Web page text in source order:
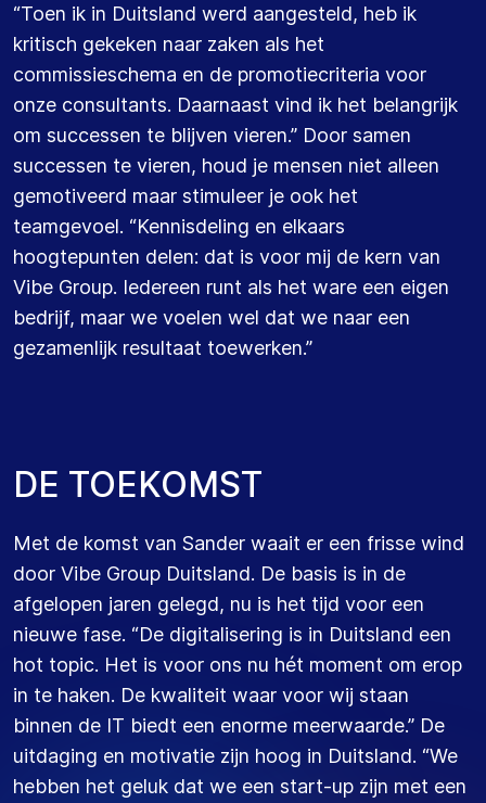
“Toen ik in Duitsland werd aangesteld, heb ik
kritisch gekeken naar zaken als het
commissieschema en de promotiecriteria voor
onze consultants. Daarnaast vind ik het belangrijk
om successen te blijven vieren.” Door samen
successen te vieren, houd je mensen niet alleen
gemotiveerd maar stimuleer je ook het
teamgevoel. “Kennisdeling en elkaars
hoogtepunten delen: dat is voor mij de kern van
Vibe Group. Iedereen runt als het ware een eigen
bedrijf, maar we voelen wel dat we naar een
gezamenlijk resultaat toewerken.”
DE TOEKOMST
Met de komst van Sander waait er een frisse wind
door Vibe Group Duitsland. De basis is in de
afgelopen jaren gelegd, nu is het tijd voor een
nieuwe fase. “De digitalisering is in Duitsland een
hot topic. Het is voor ons nu hét moment om erop
in te haken. De kwaliteit waar voor wij staan
binnen de IT biedt een enorme meerwaarde.” De
uitdaging en motivatie zijn hoog in Duitsland. “We
hebben het geluk dat we een start-up zijn met een